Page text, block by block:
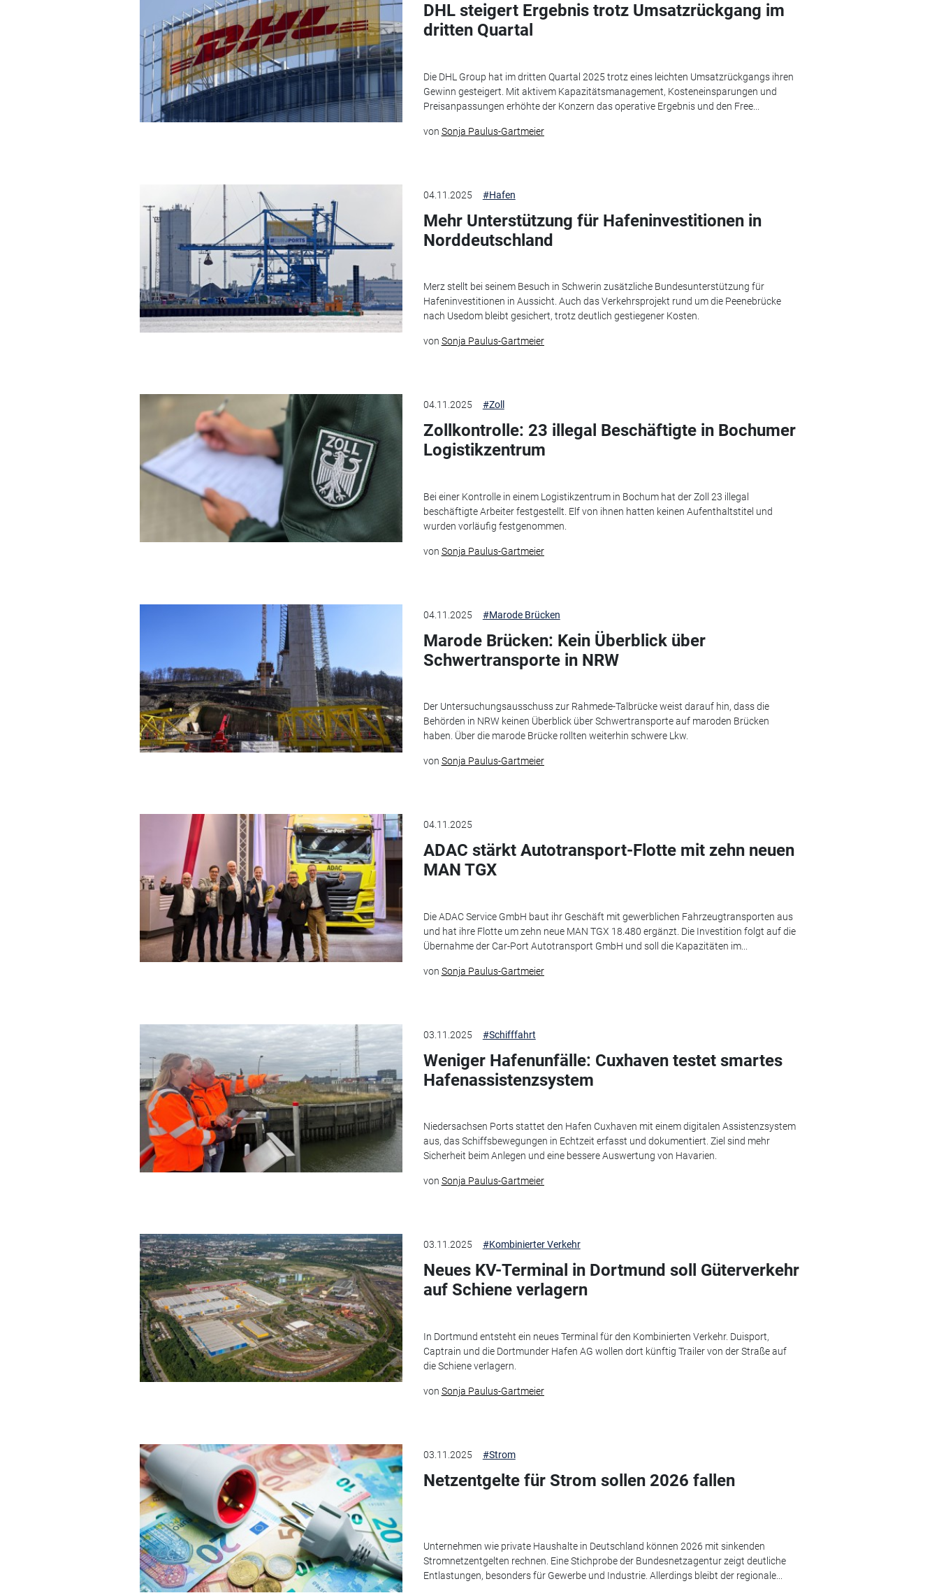
DHL steigert Ergebnis trotz Umsatzrückgang im
dritten Quartal
Die DHL Group hat im dritten Quartal 2025 trotz eines leichten Umsatzrückgangs ihren
Gewinn gesteigert. Mit aktivem Kapazitätsmanagement, Kosteneinsparungen und
Preisanpassungen erhöhte der Konzern das operative Ergebnis und den Free...
von Sonja Paulus-Gartmeier
04.11.2025 #Hafen
Mehr Unterstützung für Hafeninvestitionen in
Norddeutschland
Merz stellt bei seinem Besuch in Schwerin zusätzliche Bundesunterstützung für
Hafeninvestitionen in Aussicht. Auch das Verkehrsprojekt rund um die Peenebrücke
nach Usedom bleibt gesichert, trotz deutlich gestiegener Kosten.
von Sonja Paulus-Gartmeier
04.11.2025 #Zoll
Zollkontrolle: 23 illegal Beschäftigte in Bochumer
Logistikzentrum
Bei einer Kontrolle in einem Logistikzentrum in Bochum hat der Zoll 23 illegal
beschäftigte Arbeiter festgestellt. Elf von ihnen hatten keinen Aufenthaltstitel und
wurden vorläufig festgenommen.
von Sonja Paulus-Gartmeier
04.11.2025 #Marode Brücken
Marode Brücken: Kein Überblick über
Schwertransporte in NRW
Der Untersuchungsausschuss zur Rahmede-Talbrücke weist darauf hin, dass die
Behörden in NRW keinen Überblick über Schwertransporte auf maroden Brücken
haben. Über die marode Brücke rollten weiterhin schwere Lkw.
von Sonja Paulus-Gartmeier
04.11.2025
ADAC stärkt Autotransport-Flotte mit zehn neuen
MAN TGX
Die ADAC Service GmbH baut ihr Geschäft mit gewerblichen Fahrzeugtransporten aus
und hat ihre Flotte um zehn neue MAN TGX 18.480 ergänzt. Die Investition folgt auf die
Übernahme der Car-Port Autotransport GmbH und soll die Kapazitäten im...
von Sonja Paulus-Gartmeier
03.11.2025 #Schifffahrt
Weniger Hafenunfälle: Cuxhaven testet smartes
Hafenassistenzsystem
Niedersachsen Ports stattet den Hafen Cuxhaven mit einem digitalen Assistenzsystem
aus, das Schiffsbewegungen in Echtzeit erfasst und dokumentiert. Ziel sind mehr
Sicherheit beim Anlegen und eine bessere Auswertung von Havarien.
von Sonja Paulus-Gartmeier
03.11.2025 #Kombinierter Verkehr
Neues KV-Terminal in Dortmund soll Güterverkehr
auf Schiene verlagern
In Dortmund entsteht ein neues Terminal für den Kombinierten Verkehr. Duisport,
Captrain und die Dortmunder Hafen AG wollen dort künftig Trailer von der Straße auf
die Schiene verlagern.
von Sonja Paulus-Gartmeier
03.11.2025 #Strom
Netzentgelte für Strom sollen 2026 fallen
Unternehmen wie private Haushalte in Deutschland können 2026 mit sinkenden
Stromnetzentgelten rechnen. Eine Stichprobe der Bundesnetzagentur zeigt deutliche
Entlastungen, besonders für Gewerbe und Industrie. Allerdings bleibt der regionale...